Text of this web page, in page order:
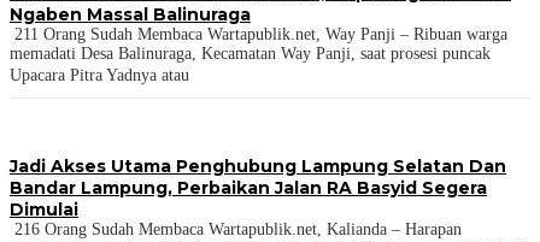
Ngaben Massal Balinuraga
211 Orang Sudah Membaca Wartapublik.net, Way Panji – Ribuan warga
memadati Desa Balinuraga, Kecamatan Way Panji, saat prosesi puncak
Upacara Pitra Yadnya atau
Jadi Akses Utama Penghubung Lampung Selatan Dan
Bandar Lampung, Perbaikan Jalan RA Basyid Segera
Dimulai
216 Orang Sudah Membaca Wartapublik.net, Kalianda – Harapan